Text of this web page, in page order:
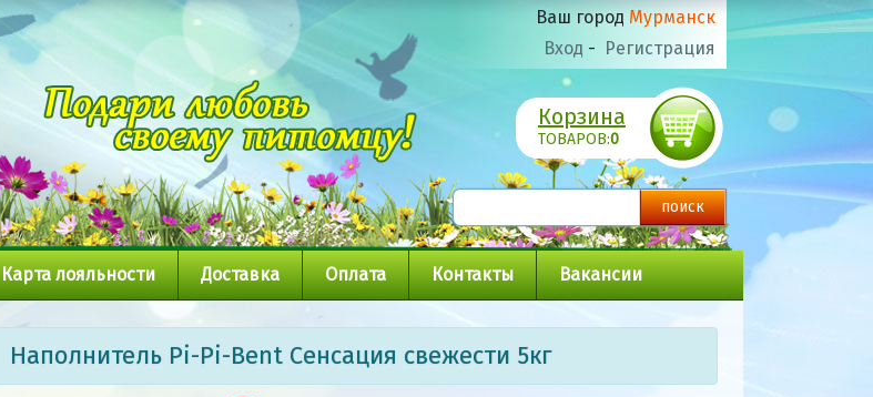
Ваш город Мурманск
Вход - Регистрация
Корзина
ТОВАРОВ:0
Карта лояльности Доставка Оплата Контакты Вакансии
Наполнитель Pi-Pi-Bent Сенсация свежести 5кг